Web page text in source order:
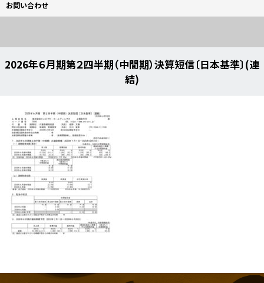
お問い合わせ
2026年６月期第２四半期（中間期）決算短信〔日本基準〕(連
結)